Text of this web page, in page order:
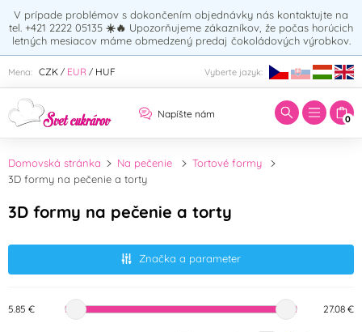
V prípade problémov s dokončením objednávky nás kontaktujte na
tel. +421 2222 05135 ☀️🔥 Upozorňujeme zákazníkov, že počas horúcich
letných mesiacov máme obmedzený predaj čokoládových výrobkov.
Mena: CZK / EUR / HUF Vyberte jazyk:
Napíšte nám 0
Zadajte hľadaný výraz:
Domovská stránka Na pečenie
Tortové formy
3D formy na pečenie a torty
3D formy na pečenie a torty
Značka a parameter
5.85 € 27.08 €